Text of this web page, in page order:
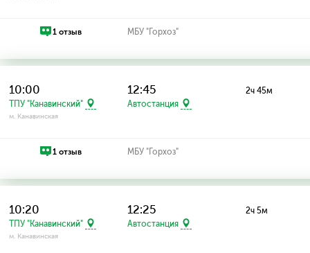
1 отзыв МБУ "Горхоз"
10:00
ТПУ "Канавинский"
м. Канавинская
12:45
Автостанция
2ч 45м
1 отзыв МБУ "Горхоз"
10:20
ТПУ "Канавинский"
м. Канавинская
12:25
Автостанция
2ч 5м